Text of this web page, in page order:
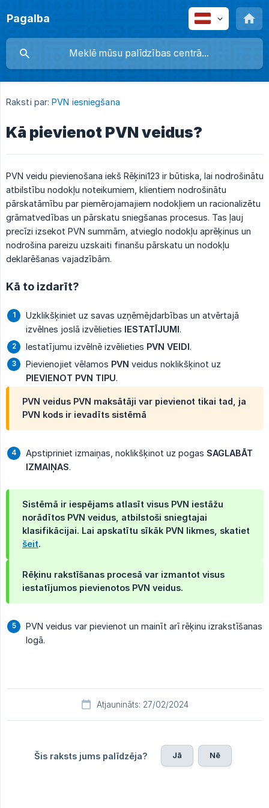
Pagalba
Raksti par: PVN iesniegšana
Kā pievienot PVN veidus?
PVN veidu pievienošana iekš Rēķini123 ir būtiska, lai nodrošinātu
atbilstību nodokļu noteikumiem, klientiem nodrošinātu
pārskatāmību par piemērojamajiem nodokļiem un racionalizētu
grāmatvedības un pārskatu sniegšanas procesus. Tas ļauj
precīzi izsekot PVN summām, atvieglo nodokļu aprēķinus un
nodrošina pareizu uzskaiti finanšu pārskatu un nodokļu
deklarēšanas vajadzībām.
Kā to izdarīt?
Uzklikšķiniet uz savas uzņēmējdarbības un atvērtajā
izvēlnes joslā izvēlieties IESTATĪJUMI.
Iestatījumu izvēlnē izvēlieties PVN VEIDI.
Pievienojiet vēlamos PVN veidus noklikšķinot uz
PIEVIENOT PVN TIPU.
PVN veidus PVN maksātāji var pievienot tikai tad, ja
PVN kods ir ievadīts sistēmā
Apstipriniet izmaiņas, noklikšķinot uz pogas SAGLABĀT
IZMAIŅAS.
Sistēmā ir iespējams atlasīt visus PVN iestāžu
norādītos PVN veidus, atbilstoši sniegtajai
klasifikācijai. Lai apskatītu sīkāk PVN likmes, skatiet
šeit.
Rēķinu rakstīšanas procesā var izmantot visus
iestatījumos pievienotos PVN veidus.
PVN veidus var pievienot un mainīt arī rēķinu izrakstīšanas
logā.
Atjaunināts: 27/02/2024
Šis raksts jums palīdzēja? Jā Nē